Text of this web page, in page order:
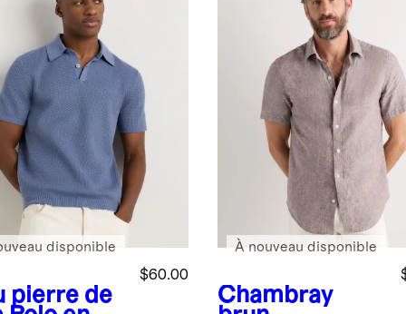
pierre de
$60.00
disponible
Chambray
À nouveau disponible